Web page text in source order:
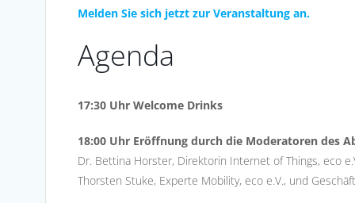
Melden Sie sich jetzt zur Veranstaltung an.
Agenda
17:30 Uhr Welcome Drinks
18:00 Uhr Eröffnung durch die Moderatoren des
Dr. Bettina Horster, Direktorin Internet of Things, eco
Thorsten Stuke, Experte Mobility, eco e.V., und